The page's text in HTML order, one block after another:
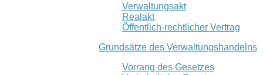
Verwaltungsakt
Realakt
Öffentlich-rechtlicher Vertrag
Grundsätze des Verwaltungshandelns
Vorrang des Gesetzes